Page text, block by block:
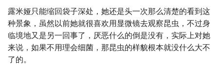
露米娅只能缩回袋子深处，她还是头一次那么清楚的看到这
种景象，虽然以前她就很喜欢用显微镜去观察昆虫，不过身
临境地又是另一回事了，厌恶什么的倒是没有，实际上对她
来说，如果不用理会细菌，那昆虫的样貌根本就没什么大不
了的。